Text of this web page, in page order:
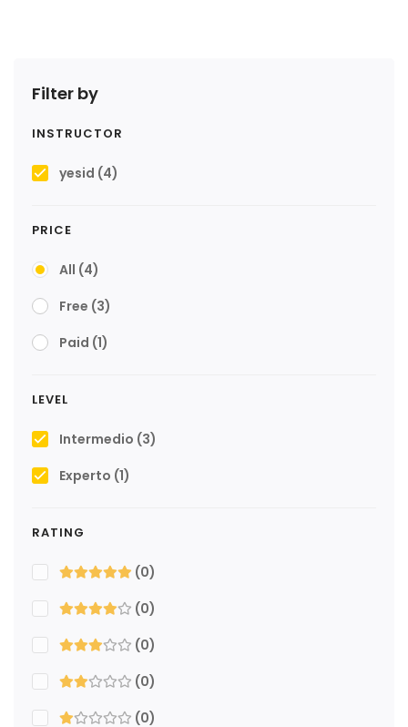
Filter by
INSTRUCTOR
yesid (4)
PRICE
All (4)
Free (3)
Paid (1)
LEVEL
Intermedio (3)
Experto (1)
RATING
(0)
(0)
(0)
(0)
(0)